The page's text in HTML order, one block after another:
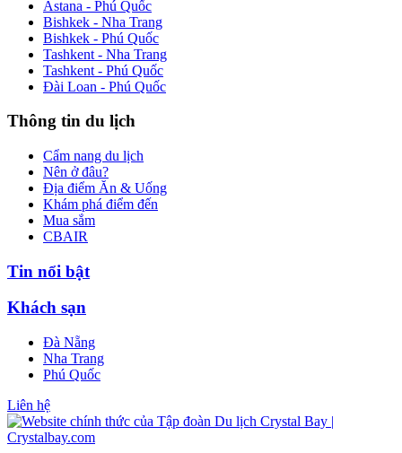
Astana - Phú Quốc
Bishkek - Nha Trang
Bishkek - Phú Quốc
Tashkent - Nha Trang
Tashkent - Phú Quốc
Đài Loan - Phú Quốc
Thông tin du lịch
Cẩm nang du lịch
Nên ở đâu?
Địa điểm Ăn & Uống
Khám phá điểm đến
Mua sắm
CBAIR
Tin nổi bật
Khách sạn
Đà Nẵng
Nha Trang
Phú Quốc
Liên hệ